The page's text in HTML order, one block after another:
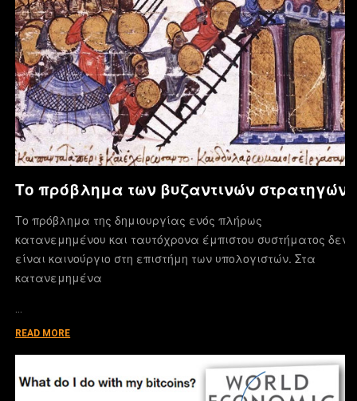
Το πρόβλημα των βυζαντινών στρατηγών
Το πρόβλημα της δημιουργίας ενός πλήρως
κατανεμημένου και ταυτόχρονα έμπιστου συστήματος δεν
είναι καινούργιο στη επιστήμη των υπολογιστών. Στα
κατανεμημένα
READ MORE